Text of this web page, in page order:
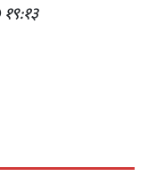
१९:१३